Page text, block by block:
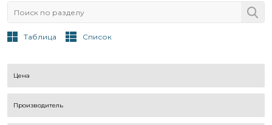
Таблица Список
Цена
Производитель